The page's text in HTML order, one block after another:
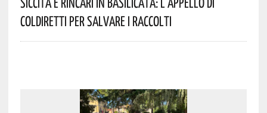
Coldiretti Per Salvare I Raccolti